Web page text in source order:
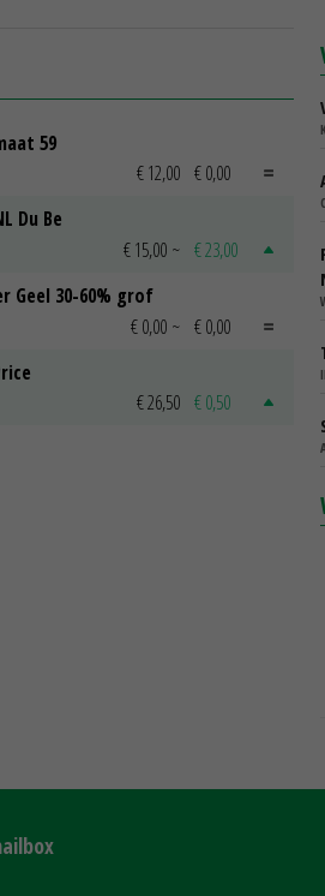
59
€ 12,00 € 0,00
Du Be
€ 15,00 ~ € 23,00
Geel 30-60% grof
€ 0,00 ~ € 0,00
€ 26,50 € 0,50